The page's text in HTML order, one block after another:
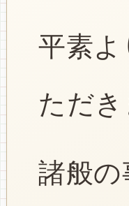
平素
ただ
諸般